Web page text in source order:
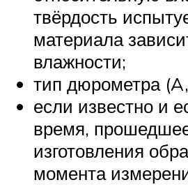
твёрдость
материала
влажности;
тип дюрометра
если известно и
время,
изготовления
момента